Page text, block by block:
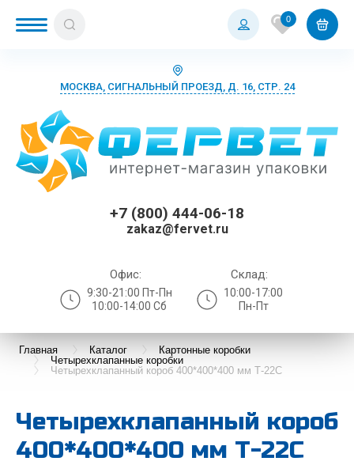
0
МОСКВА, СИГНАЛЬНЫЙ ПРОЕЗД, Д. 16, СТР. 24
+7 (800) 444-06-18
zakaz@fervet.ru
Офис:
9:30-21:00 Пт-Пн
10:00-14:00 Сб
Склад:
10:00-17:00
Пн-Пт
Главная Каталог
Картонные коробки
Четырехклапанные коробки
Четырехклапанный короб 400*400*400 мм Т-22С
Четырехклапанный короб
400*400*400 мм Т-22С